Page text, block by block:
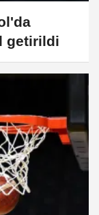
getirildi